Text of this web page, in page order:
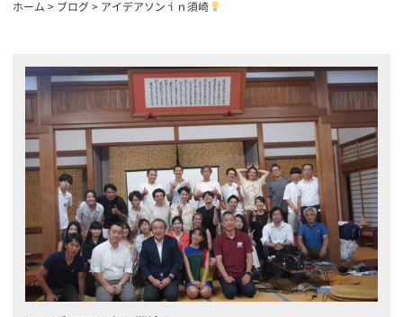
ホーム > ブログ > アイデアソンｉｎ須崎